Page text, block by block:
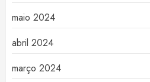
maio 2024
abril 2024
março 2024